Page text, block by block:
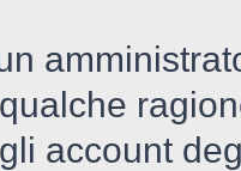
account